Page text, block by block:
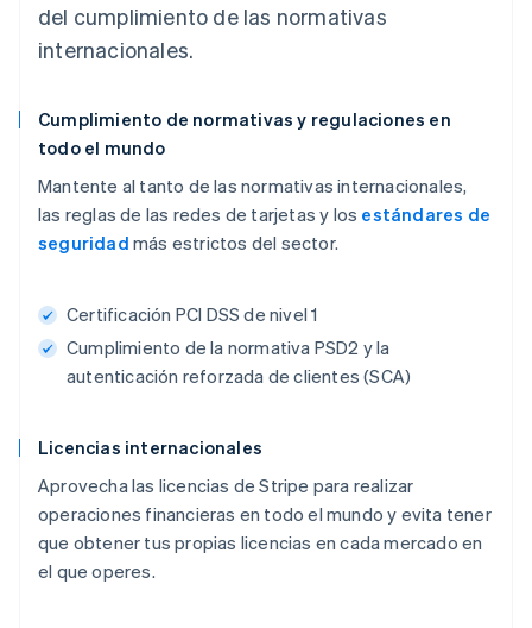
del cumplimiento de las normativas
internacionales.
Cumplimiento de normativas y regulaciones en
todo el mundo
Mantente al tanto de las normativas internacionales,
las reglas de las redes de tarjetas y los estándares de
seguridad más estrictos del sector.
Certificación PCI DSS de nivel 1
Cumplimiento de la normativa PSD2 y la
autenticación reforzada de clientes (SCA)
Licencias internacionales
Aprovecha las licencias de Stripe para realizar
operaciones financieras en todo el mundo y evita tener
que obtener tus propias licencias en cada mercado en
el que operes.